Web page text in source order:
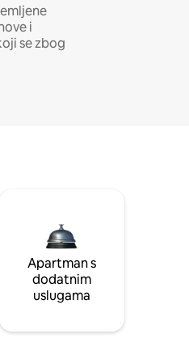
i
se zbog
Apartman s
dodatnim
uslugama